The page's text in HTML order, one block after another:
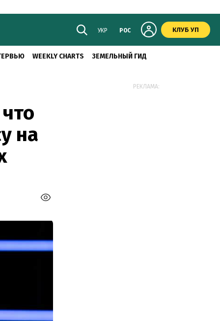
УКР РОС КЛУБ УП
WEEKLY CHARTS ЗЕМЕЛЬНЫЙ ГИД
на
РЕКЛАМА: